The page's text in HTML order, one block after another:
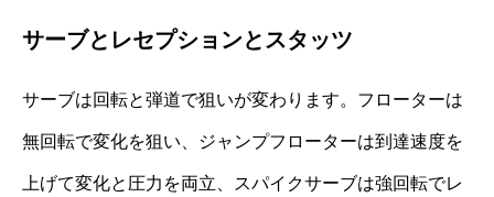
サーブとレセプションとスタッツ
サーブは回転と弾道で狙いが変わります。フローターは
無回転で変化を狙い、ジャンプフローターは到達速度を
上げて変化と圧力を両立、スパイクサーブは強回転でレ